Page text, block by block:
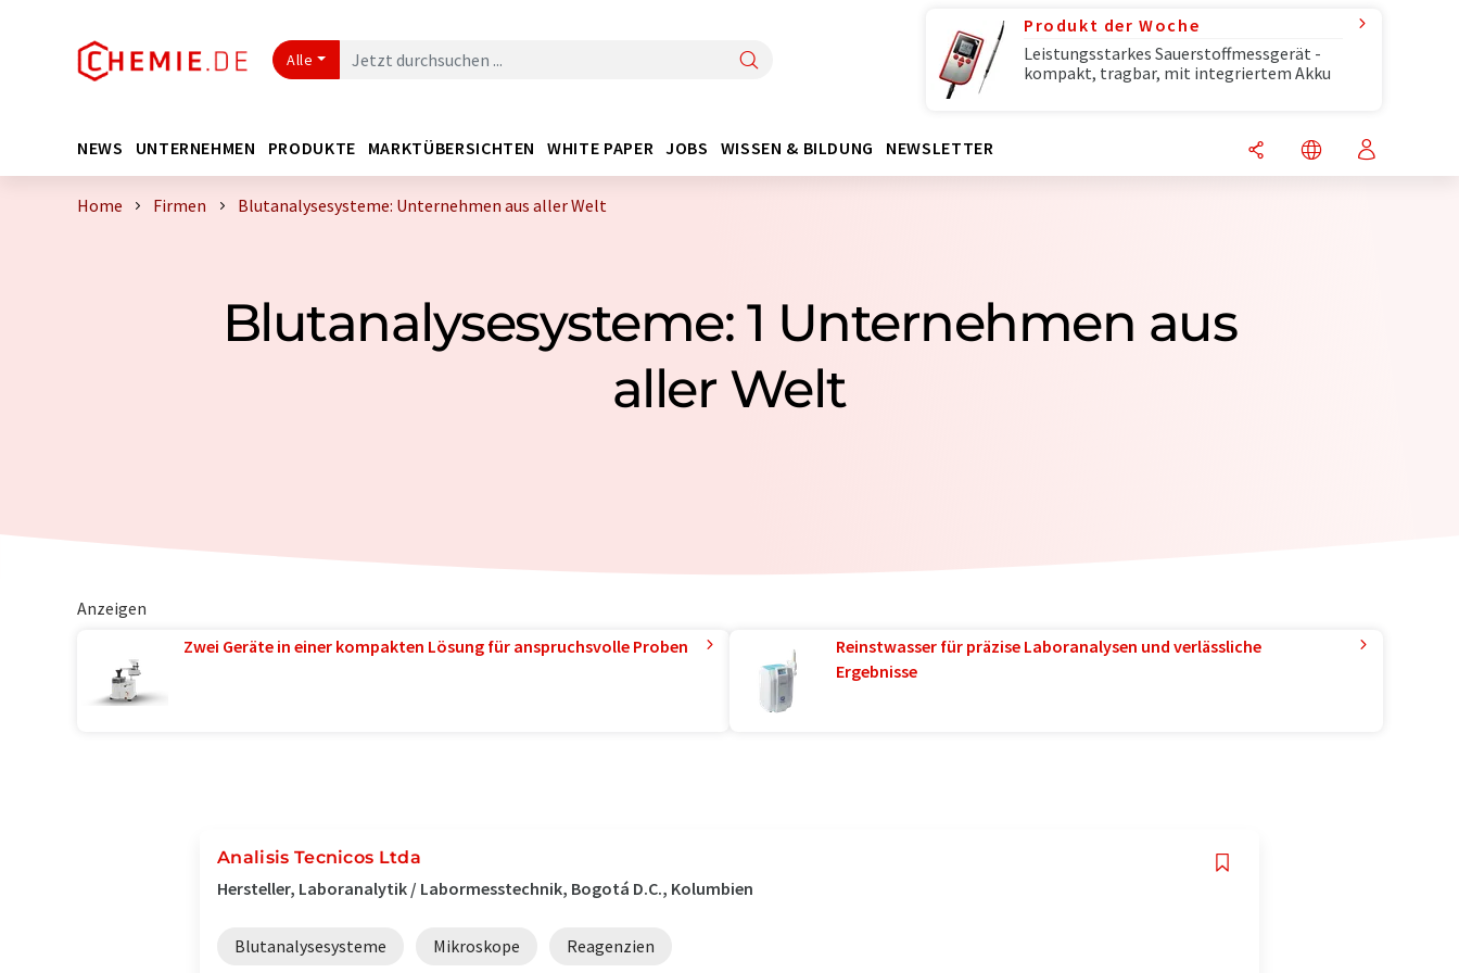
Alle
Produkt der Woche
Leistungsstarkes Sauerstoffmessgerät -
kompakt, tragbar, mit integriertem Akku
NEWS UNTERNEHMEN PRODUKTE MARKTÜBERSICHTEN WHITE PAPER JOBS WISSEN & BILDUNG NEWSLETTER
Home Firmen Blutanalysesysteme: Unternehmen aus aller Welt
Blutanalysesysteme: 1 Unternehmen aus
aller Welt
Anzeigen
Zwei Geräte in einer kompakten Lösung für anspruchsvolle Proben
Reinstwasser für präzise Laboranalysen und verlässliche
Ergebnisse
Analisis Tecnicos Ltda
Hersteller, Laboranalytik / Labormesstechnik, Bogotá D.C., Kolumbien
Blutanalysesysteme Mikroskope Reagenzien